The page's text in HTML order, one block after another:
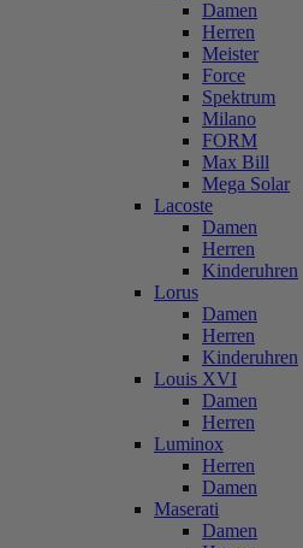
Damen
Herren
Meister
Force
Spektrum
Milano
FORM
Max Bill
Mega Solar
Lacoste
Damen
Herren
Kinderuhren
Lorus
Damen
Herren
Kinderuhren
Louis XVI
Damen
Herren
Luminox
Herren
Damen
Maserati
Damen